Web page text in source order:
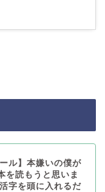
ル】本嫌いの僕が
を読もうと思いま
字を頭に入れるだ